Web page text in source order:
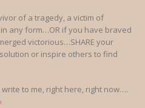
of a tragedy, a victim of
any form…OR if you have braved
victorious…SHARE your
or inspire others to find
to me, right here, right now….